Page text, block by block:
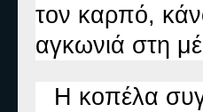
τον καρπό,
αγκωνιά στη
Η κοπέλα